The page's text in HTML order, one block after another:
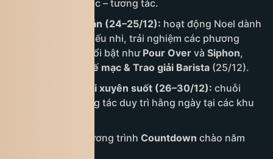
giao lưu âm nhạc – tương tác.
Giáng sinh di sản (24–25/12): hoạt động Noel dành
cho gia đình/thiếu nhi, trải nghiệm các phương
pháp pha chế nổi bật như Pour Over và Siphon,
Bế mạc & Trao giải Barista (25/12).
Không khí lễ hội xuyên suốt (26–30/12): chuỗi
hoạt động tương tác duy trì hằng ngày tại các khu
chương trình Countdown chào năm